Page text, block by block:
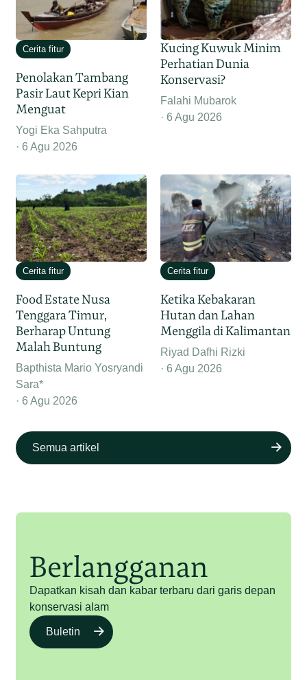
Cerita fitur
Penolakan Tambang
Pasir Laut Kepri Kian
Menguat
Yogi Eka Sahputra
6 Agu 2026
Kucing Kuwuk Minim
Perhatian Dunia
Konservasi?
Falahi Mubarok
6 Agu 2026
Cerita fitur
Food Estate Nusa
Tenggara Timur,
Berharap Untung
Malah Buntung
Bapthista Mario Yosryandi
Sara*
6 Agu 2026
Cerita fitur
Ketika Kebakaran
Hutan dan Lahan
Menggila di Kalimantan
Riyad Dafhi Rizki
6 Agu 2026
Semua artikel
Berlangganan
Dapatkan kisah dan kabar terbaru dari garis depan
konservasi alam
Buletin